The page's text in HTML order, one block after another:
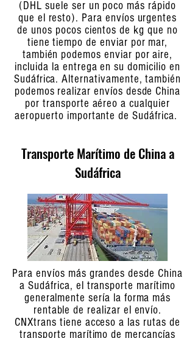
(DHL suele ser un poco más rápido
que el resto). Para envíos urgentes
de unos pocos cientos de kg que no
tiene tiempo de enviar por mar,
también podemos enviar por aire,
incluida la entrega en su domicilio en
Sudáfrica. Alternativamente, también
podemos realizar envíos desde China
por transporte aéreo a cualquier
aeropuerto importante de Sudáfrica.
Transporte Marítimo de China a
Sudáfrica
Para envíos más grandes desde China
a Sudáfrica, el transporte marítimo
generalmente sería la forma más
rentable de realizar el envío.
CNXtrans tiene acceso a las rutas de
transporte marítimo de mercancías